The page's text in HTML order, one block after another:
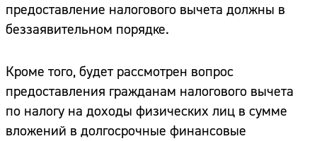
предоставление налогового вычета должны в
беззаявительном порядке.
Кроме того, будет рассмотрен вопрос
предоставления гражданам налогового вычета
по налогу на доходы физических лиц в сумме
вложений в долгосрочные финансовые